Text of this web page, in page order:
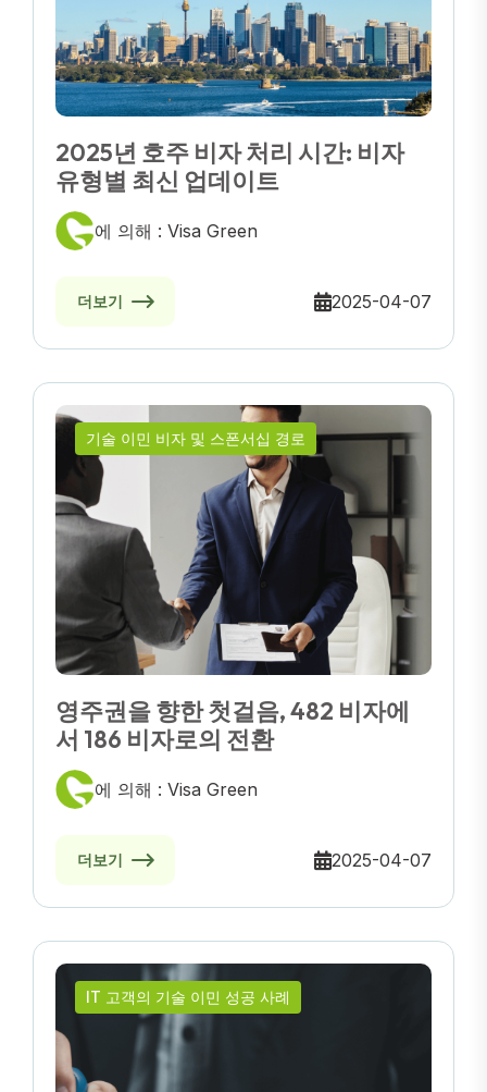
2025년 호주 비자 처리 시간: 비자
유형별 최신 업데이트
에 의해 : Visa Green
더보기 2025-04-07
기술 이민 비자 및 스폰서십 경로
영주권을 향한 첫걸음, 482 비자에
서 186 비자로의 전환
에 의해 : Visa Green
더보기 2025-04-07
IT 고객의 기술 이민 성공 사례